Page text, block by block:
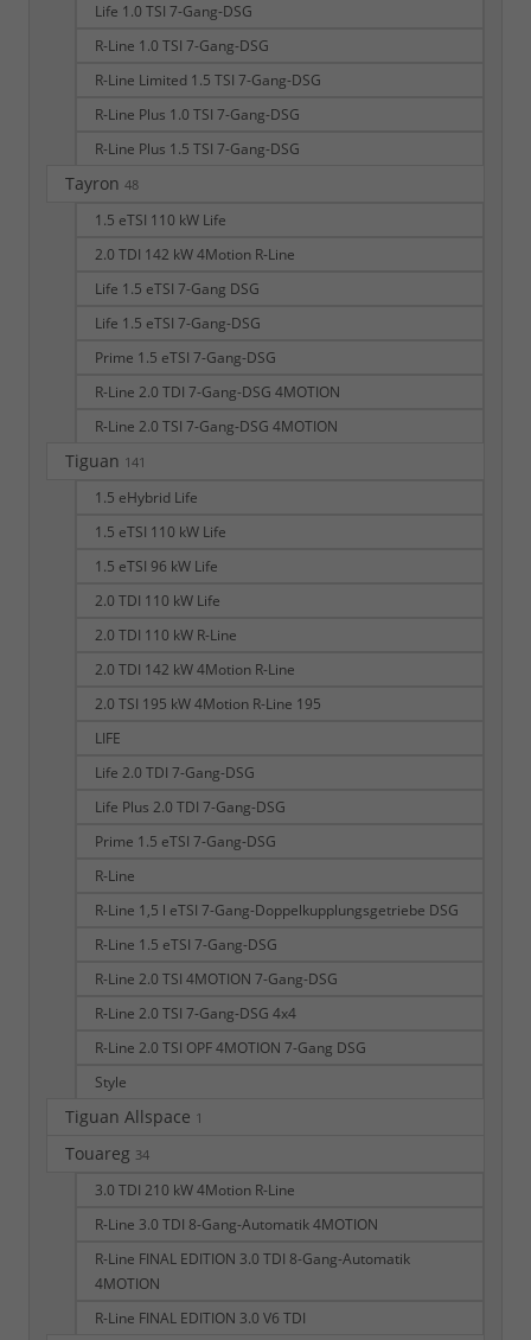
Life 1.0 TSI 7-Gang-DSG
R-Line 1.0 TSI 7-Gang-DSG
R-Line Limited 1.5 TSI 7-Gang-DSG
R-Line Plus 1.0 TSI 7-Gang-DSG
R-Line Plus 1.5 TSI 7-Gang-DSG
Tayron 48
1.5 eTSI 110 kW Life
2.0 TDI 142 kW 4Motion R-Line
Life 1.5 eTSI 7-Gang DSG
Life 1.5 eTSI 7-Gang-DSG
Prime 1.5 eTSI 7-Gang-DSG
R-Line 2.0 TDI 7-Gang-DSG 4MOTION
R-Line 2.0 TSI 7-Gang-DSG 4MOTION
Tiguan 141
1.5 eHybrid Life
1.5 eTSI 110 kW Life
1.5 eTSI 96 kW Life
2.0 TDI 110 kW Life
2.0 TDI 110 kW R-Line
2.0 TDI 142 kW 4Motion R-Line
2.0 TSI 195 kW 4Motion R-Line 195
LIFE
Life 2.0 TDI 7-Gang-DSG
Life Plus 2.0 TDI 7-Gang-DSG
Prime 1.5 eTSI 7-Gang-DSG
R-Line
R-Line 1,5 l eTSI 7-Gang-Doppelkupplungsgetriebe DSG
R-Line 1.5 eTSI 7-Gang-DSG
R-Line 2.0 TSI 4MOTION 7-Gang-DSG
R-Line 2.0 TSI 7-Gang-DSG 4x4
R-Line 2.0 TSI OPF 4MOTION 7-Gang DSG
Style
Tiguan Allspace 1
Touareg 34
3.0 TDI 210 kW 4Motion R-Line
R-Line 3.0 TDI 8-Gang-Automatik 4MOTION
R-Line FINAL EDITION 3.0 TDI 8-Gang-Automatik
4MOTION
R-Line FINAL EDITION 3.0 V6 TDI